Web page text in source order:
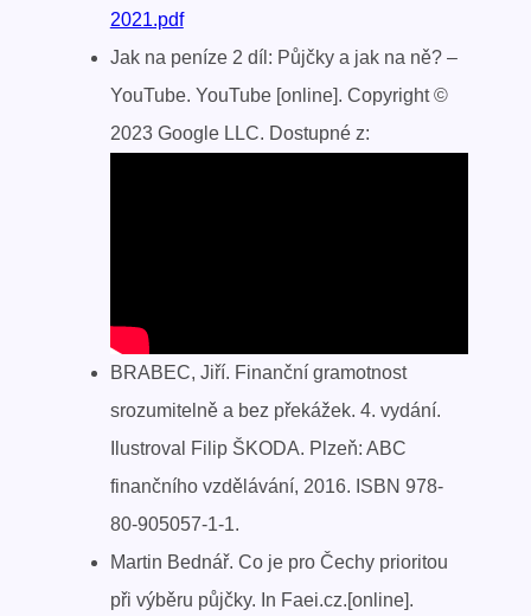
2021.pdf
Jak na peníze 2 díl: Půjčky a jak na ně? –
YouTube. YouTube [online]. Copyright ©
2023 Google LLC. Dostupné z:
BRABEC, Jiří. Finanční gramotnost
srozumitelně a bez překážek. 4. vydání.
Ilustroval Filip ŠKODA. Plzeň: ABC
finančního vzdělávání, 2016. ISBN 978-
80-905057-1-1.
Martin Bednář. Co je pro Čechy prioritou
při výběru půjčky. In Faei.cz.[online].